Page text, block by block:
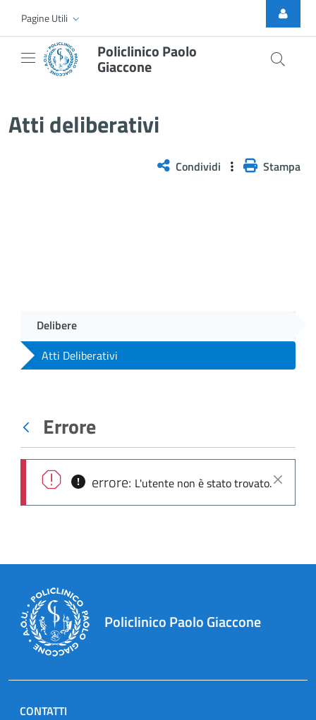
Skip to Main Content
Pagine Utili
Policlinico Paolo
Giaccone
Atti deliberativi
Condividi Stampa
Delibere
Atti Deliberativi
Indietro
Errore
Chiudi
errore: L'utente non è stato trovato.
Policlinico Paolo Giaccone
CONTATTI